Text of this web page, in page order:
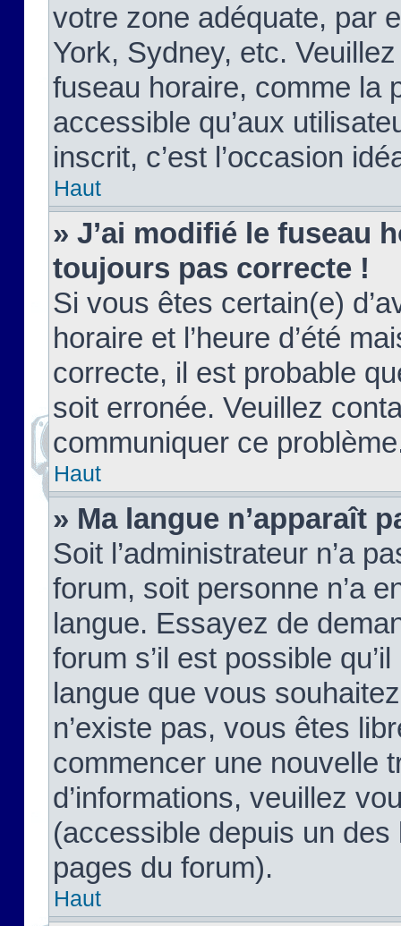
votre zone adéquate, par
York, Sydney, etc.
fuseau horaire, comme la
accessible qu’aux
inscrit, c’est l’occasion
Haut
» J’ai modifié le fuseau
toujours pas correcte !
Si vous êtes certain(e)
horaire et l’heure d’été
correcte, il est probable
soit erronée. Veuillez
communiquer ce
Haut
» Ma langue n’apparaît
Soit l’administrateur n’a
forum, soit personne n’a
langue. Essayez de
forum s’il est possible
langue que vous
n’existe pas, vous êtes
commencer une nouvelle
d’informations, veuillez
(accessible depuis un
pages du forum).
Haut